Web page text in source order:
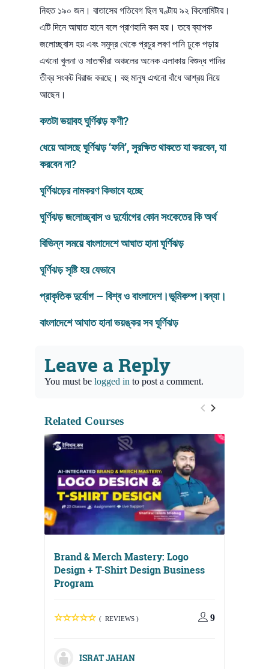
নিহত ১৯০ জন। বাতাসের গতিবেগ ছিল ঘণ্টায় ৯২ কিলোমিটার।
এটি দিনে আঘাত হানে বলে প্রাণহানি কম হয়। তবে ব্যাপক
জলোচ্ছ্বাস হয় এবং সমুদ্র থেকে প্রচুর লবণ পানি ঢুকে পড়ায়
এখনো খুলনা ও সাতক্ষীরা অঞ্চলের অনেক এলাকায় বিশুদ্ধ পানির
তীব্র সংকট বিরাজ করছে। বহু মানুষ এখনো বাঁধে আশ্রয় নিয়ে
আছেন।
কতটা ভয়াবহ ঘুর্ণিঝড় ফণী?
ধেয়ে আসছে ঘূর্ণিঝড় ‘ফনি’, সুরক্ষিত থাকতে যা করবেন, যা
করবেন না?
ঘূর্ণিঝড়ের নামকরণ কিভাবে হচ্ছে
ঘুর্ণিঝড় জলোচ্ছ্বাস ও দুর্যোগের কোন সংকেতের কি অর্থ
বিভিন্ন সময়ে বাংলাদেশে আঘাত হানা ঘূর্ণিঝড়
ঘূর্ণিঝড় সৃষ্টি হয় যেভাবে
প্রাকৃতিক দুর্যোগ – বিশ্ব ও বাংলাদেশ।ভূমিকম্প।বন্যা।
বাংলাদেশে আঘাত হানা ভয়ঙ্কর সব ঘূর্ণিঝড়
Leave a Reply
You must be logged in to post a comment.
Related Courses
Brand & Merch Mastery: Logo
Design + T-Shirt Design Business
Program
( REVIEWS ) 9
ISRAT JAHAN